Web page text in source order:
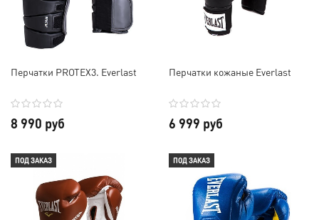
Перчатки PROTEX3. Everlast
8 990 руб
Перчатки кожаные Everlast
6 999 руб
ПОД ЗАКАЗ ПОД ЗАКАЗ